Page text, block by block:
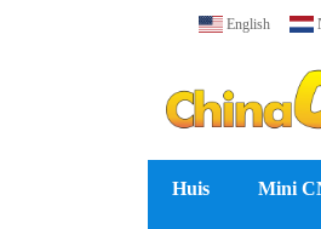
English
Huis Mini